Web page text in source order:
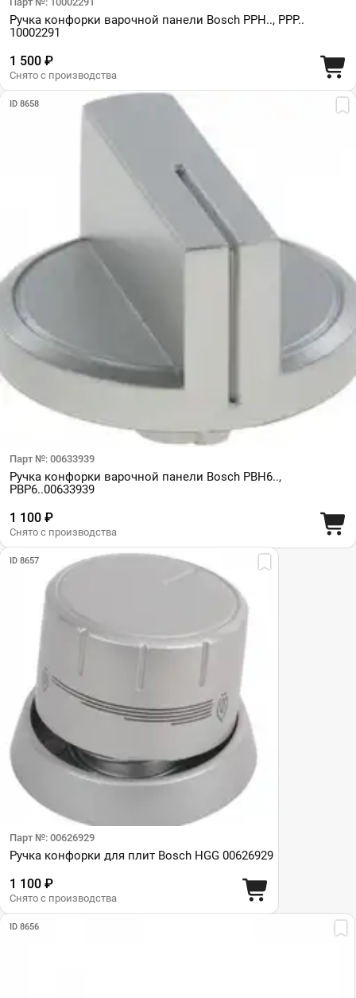
Ручка конфорки варочной панели Bosch PPH.., PPP..
10002291
1 500 ₽
Снято с производства
ID 8658
Парт №: 00633939
Ручка конфорки варочной панели Bosch PBH6..,
PBP6..00633939
1 100 ₽
Снято с производства
ID 8657
Парт №: 00626929
Ручка конфорки для плит Bosch HGG 00626929
1 100 ₽
Снято с производства
ID 8656